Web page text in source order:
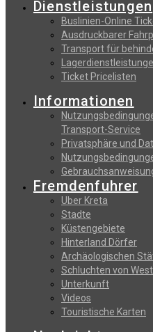
Dienstleistungen
Buslinien-Online
Αusdruckbarer
Transport für
Ticket Pricelisten
Informationen
Transport-Service
Privatsphäre und
Fremdenfuhrer
Uber Kreta
Stadte
Küstengebiete
Hinterland Dörfer
Archäologischen
Schluchten von
Unterkunft
Videos
Touristische Karten